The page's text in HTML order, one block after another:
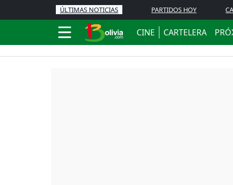
ÚLTIMAS NOTICIAS PARTIDOS HOY
CINE CARTELERA